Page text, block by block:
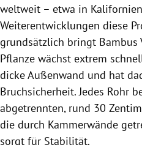
weltweit – etwa in Kalifornien
Weiterentwicklungen diese
grundsätzlich bringt Bambus
Pflanze wächst extrem
dicke Außenwand und hat
Bruchsicherheit. Jedes Rohr
abgetrennten, rund 30
die durch Kammerwände
sorgt für Stabilität.